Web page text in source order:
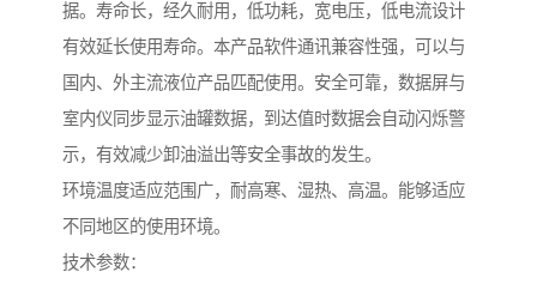
据。寿命长，经久耐用，低功耗，宽电压，低电流设计
有效延长使用寿命。本产品软件通讯兼容性强，可以与
国内、外主流液位产品匹配使用。安全可靠，数据屏与
室内仪同步显示油罐数据，到达值时数据会自动闪烁警
示，有效减少卸油溢出等安全事故的发生。
环境温度适应范围广，耐高寒、湿热、高温。能够适应
不同地区的使用环境。
技术参数：